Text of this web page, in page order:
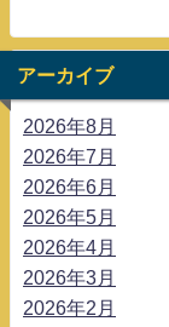
アーカイブ
2026年8月
2026年7月
2026年6月
2026年5月
2026年4月
2026年3月
2026年2月